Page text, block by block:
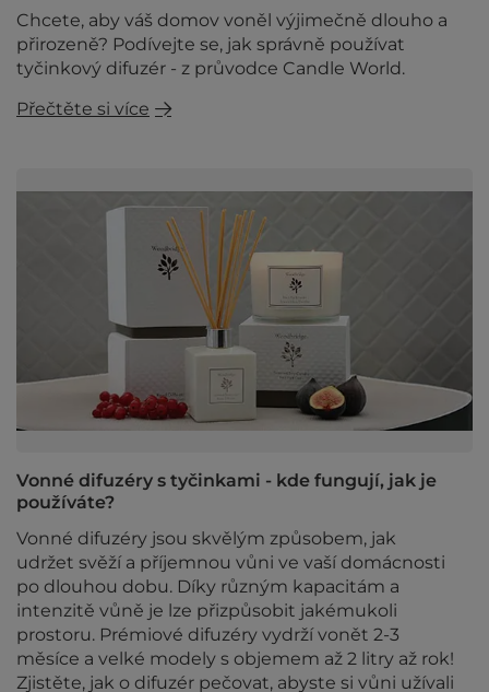
Chcete, aby váš domov voněl výjimečně dlouho a
přirozeně? Podívejte se, jak správně používat
tyčinkový difuzér - z průvodce Candle World.
Přečtěte si více
Vonné difuzéry s tyčinkami - kde fungují, jak je
používáte?
Vonné difuzéry jsou skvělým způsobem, jak
udržet svěží a příjemnou vůni ve vaší domácnosti
po dlouhou dobu. Díky různým kapacitám a
intenzitě vůně je lze přizpůsobit jakémukoli
prostoru. Prémiové difuzéry vydrží vonět 2-3
měsíce a velké modely s objemem až 2 litry až rok!
Zjistěte, jak o difuzér pečovat, abyste si vůni užívali